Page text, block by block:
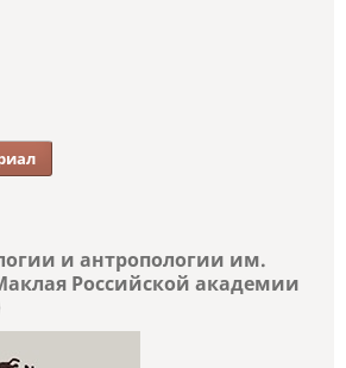
и антропологии им.
Российской академии